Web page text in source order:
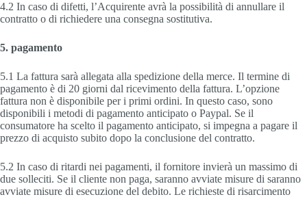
4.2 In caso di difetti, l’Acquirente avrà la possibilità di annullare il
contratto o di richiedere una consegna sostitutiva.
5. pagamento
5.1 La fattura sarà allegata alla spedizione della merce. Il termine di
pagamento è di 20 giorni dal ricevimento della fattura. L’opzione
fattura non è disponibile per i primi ordini. In questo caso, sono
disponibili i metodi di pagamento anticipato o Paypal. Se il
consumatore ha scelto il pagamento anticipato, si impegna a pagare il
prezzo di acquisto subito dopo la conclusione del contratto.
5.2 In caso di ritardi nei pagamenti, il fornitore invierà un massimo di
due solleciti. Se il cliente non paga, saranno avviate misure di saranno
avviate misure di esecuzione del debito. Le richieste di risarcimento